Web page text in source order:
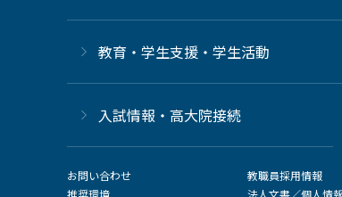
教育・学生支援・学生活動
⼊試情報・高大院接続
お問い合わせ
推奨環境
教職員採用情報
法人文書／個人情